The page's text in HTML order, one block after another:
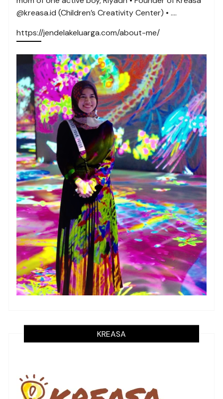
@kreasa.id (Children’s Creativity Center) • ….
https://jendelakeluarga.com/about-me/
KREASA